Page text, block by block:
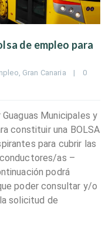
de empleo para
, Gran Canaria |
0
Municipales y
constituir una BOLSA
para cubrir las
as –
podrá
poder consultar y/o
solicitud de